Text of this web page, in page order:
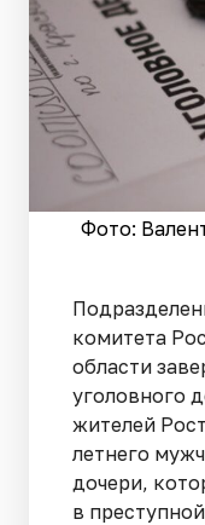
Фото:
комитета
области
уголовного
жителей
летнего
дочери,
в